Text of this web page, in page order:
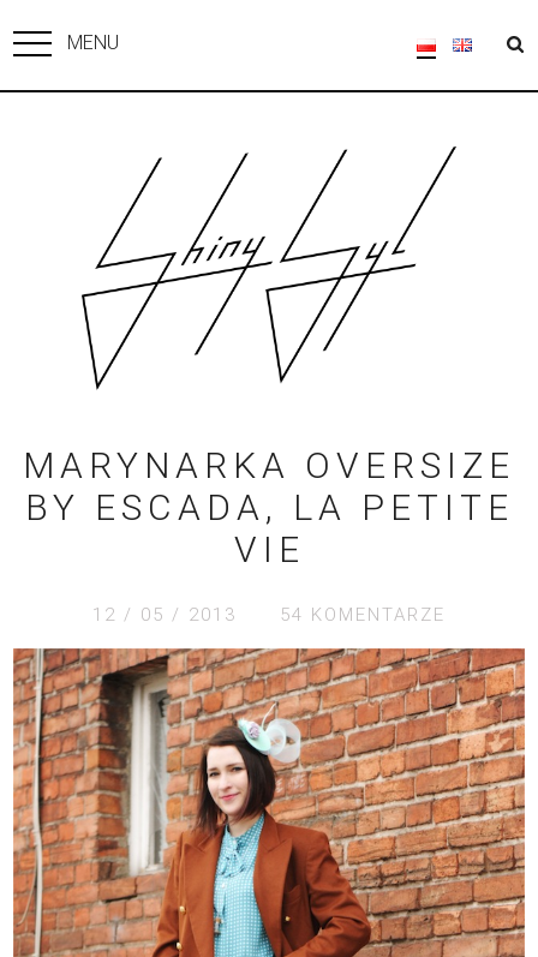
MENU
MARYNARKA OVERSIZE
BY ESCADA, LA PETITE
VIE
12 / 05 / 2013 54 KOMENTARZE